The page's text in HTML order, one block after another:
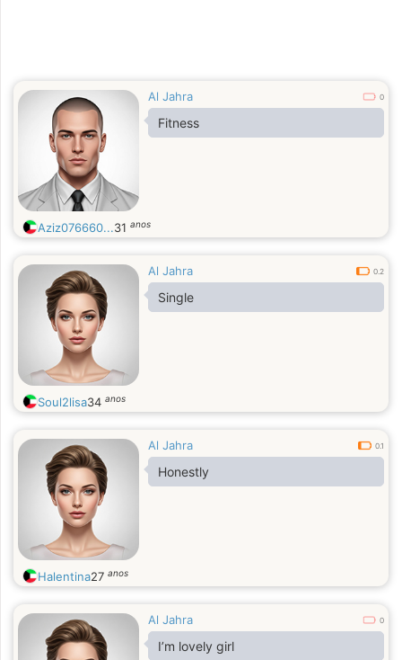
Al Jahra 0
Fitness
Aziz076660...31 anos
Al Jahra 0.2
Single
Soul2lisa34 anos
Al Jahra 0.1
Honestly
Halentina27 anos
Al Jahra 0
I’m lovely girl